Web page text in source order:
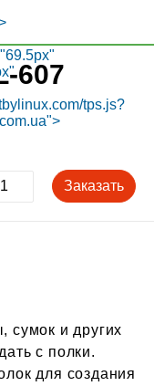
607
Заказать
сумок и других
с полки.
для создания